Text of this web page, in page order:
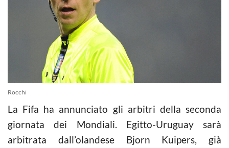
Rocchi
La Fifa ha annunciato gli arbitri della seconda
giornata dei Mondiali. Egitto-Uruguay sarà
arbitrata dall’olandese Bjorn Kuipers, già